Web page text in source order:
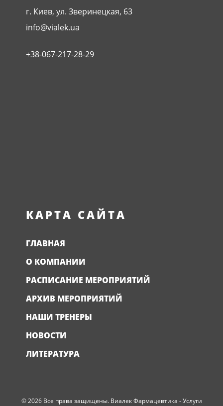
г. Киев, ул. Зверинецкая, 63
info@vialek.ua
+38-067-217-28-29
КАРТА САЙТА
ГЛАВНАЯ
О КОМПАНИИ
РАСПИСАНИЕ МЕРОПРИЯТИЙ
АРХИВ МЕРОПРИЯТИЙ
НАШИ ТРЕНЕРЫ
НОВОСТИ
ЛИТЕРАТУРА
© 2026 Все права защищены. Виалек Фармацевтика - Услуги